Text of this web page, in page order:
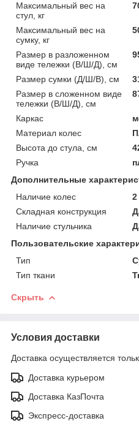
Максимальный вес на
стул, кг
Максимальный вес на
сумку, кг
Размер в разложенном
виде тележки (В/Ш/Д), см
Размер сумки (Д/Ш/В), см
Размер в сложенном виде
тележки (В/Ш/Д), см
Каркас
Материал колес
Высота до стула, см
Ручка
Дополнительные
Наличие колес
2
Складная конструкция
Наличие стульчика
Пользовательские
Тип
Тип ткани
Скрыть
Условия доставки
Доставка осуществляется
Доставка курьером
Доставка КазПочта
Экспресс-доставка